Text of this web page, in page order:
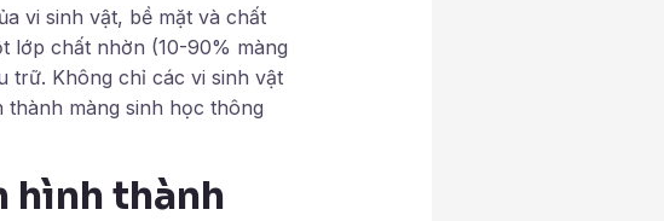
vi sinh vật, bề mặt và chất
lớp chất nhờn (10-90% màng
trữ. Không chỉ các vi sinh vật
màng sinh học thông
hình thành